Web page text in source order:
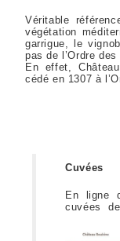
Véritable
végétation
garrigue, le
pas de l’Ordre des
En effet,
cédé en 1307 à
Cuvées
En ligne
cuvées